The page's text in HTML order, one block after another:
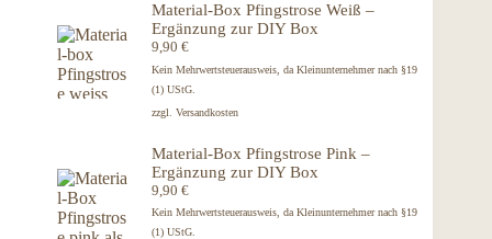
Material-Box Pfingstrose Weiß –
Ergänzung zur DIY Box
9,90€
Kein Mehrwertsteuerausweis, da Kleinunternehmer nach §19
(1) UStG.
zzgl.Versandkosten
Material-Box Pfingstrose Pink –
Ergänzung zur DIY Box
9,90€
Kein Mehrwertsteuerausweis, da Kleinunternehmer nach §19
(1) UStG.